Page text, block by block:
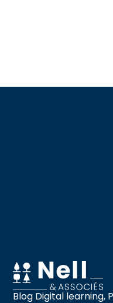
Blog Digital learning,